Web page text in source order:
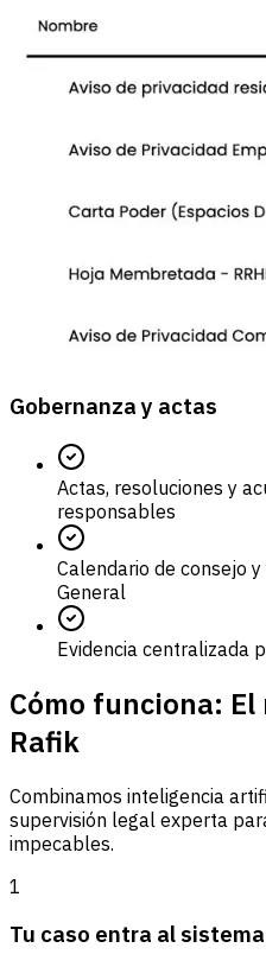
Gobernanza y actas
Actas, resoluciones y
responsables
Calendario de consejo
General
Evidencia centralizada
Cómo funciona:
Rafik
Combinamos inteligencia
supervisión legal experta
impecables.
1
Tu caso entra al sistema